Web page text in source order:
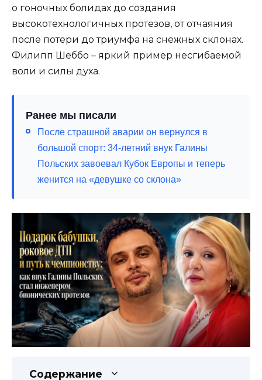
о гоночных болидах до создания
высокотехнологичных протезов, от отчаяния
после потери до триумфа на снежных склонах.
Филипп Шеббо – яркий пример несгибаемой
воли и силы духа.
Ранее мы писали
После страшной аварии он вернулся в
большой спорт: 34-летний внук Галины
Польских завоевал Кубок Европы и теперь
женится на «девушке со склона»
Содержание